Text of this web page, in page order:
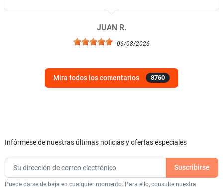
JUAN R.
06/08/2026
Mira todos los comentarios 8760
Infórmese de nuestras últimas noticias y ofertas especiales
Puede darse de baja en cualquier momento. Para ello, consulte nuestra